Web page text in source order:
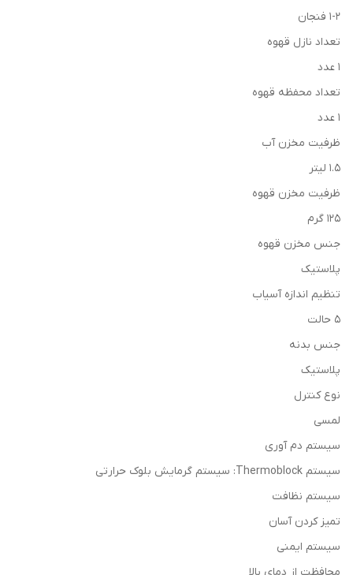
۱-۲ فنجان
تعداد نازل قهوه
۱ عدد
تعداد محفظه قهوه
۱ عدد
ظرفیت مخزن آب
۱.۵ لیتر
ظرفیت مخزن قهوه
۱۲۵ گرم
جنس مخزن قهوه
پلاستیک
تنظیم اندازه آسیاب
۵ حالت
جنس بدنه
پلاستیک
نوع کنترل
لمسی
سیستم دم آوری
سیستم Thermoblock: سیستم گرمایش بلوک حرارتی
سیستم نظافت
تمیز کردن آسان
سیستم ایمنی